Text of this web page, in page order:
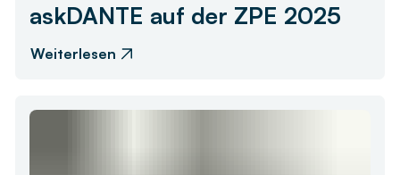
askDANTE auf der ZPE 2025
Weiterlesen